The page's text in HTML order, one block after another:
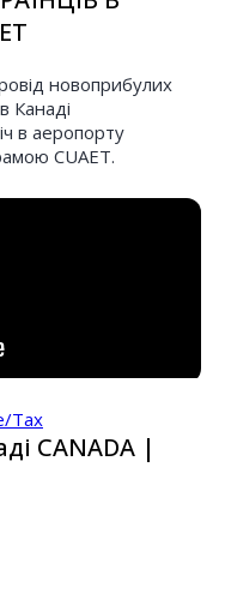
новоприбулих
Канаді
в аеропорту
CUAET.
Tax
CANADA |